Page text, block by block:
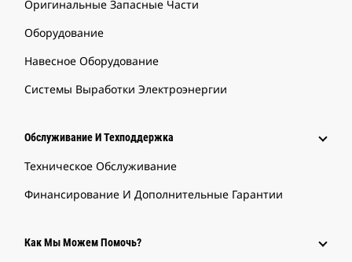
Оригинальные Запасные Части
Оборудование
Навесное Оборудование
Системы Выработки Электроэнергии
Обслуживание И Техподдержка
Техническое Обслуживание
Финансирование И Дополнительные Гарантии
Как Мы Можем Помочь?